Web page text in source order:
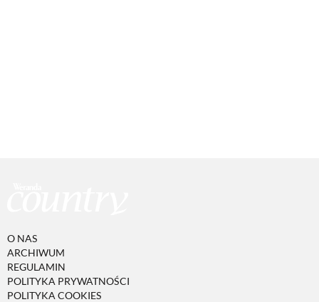
O NAS
ARCHIWUM
REGULAMIN
POLITYKA PRYWATNOŚCI
POLITYKA COOKIES